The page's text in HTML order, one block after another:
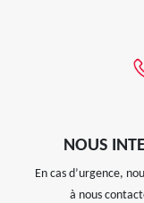
NOUS
En cas d’urgence,
à nous